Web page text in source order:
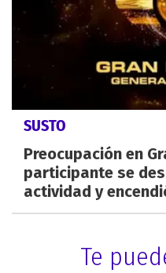
SUSTO
Preocupación en
participante se
actividad y
Te